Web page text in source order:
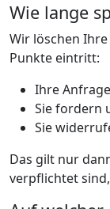
Wie lange
Wir löschen
Punkte eintritt:
Ihre
Sie fordern
Sie
Das gilt nur
verpflichtet